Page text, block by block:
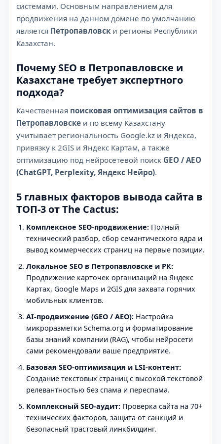
системами. Основным направлением для
продвижения на данном домене по умолчанию
является Петропавловск и регионы Республики
Казахстан.
Почему SEO в Петропавловске и
Казахстане требует экспертного
подхода?
Качественная поисковая оптимизация сайтов в
Петропавловске и по всему Казахстану
учитывает региональность Google.kz и Яндекса,
привязку к 2GIS и Яндекс Картам, а также
оптимизацию под нейросетевой поиск GEO / AEO
(ChatGPT, Perplexity, Яндекс Нейро).
5 главных факторов вывода сайта в
ТОП-3 от The Cactus:
Комплексное SEO-продвижение: Полный
технический разбор, сбор семантического ядра и
вывод коммерческих страниц на первые позиции.
Локальное SEO в Петропавловске и РК:
Продвижение карточек организаций на Яндекс
Картах, Google Maps и 2GIS для захвата горячих
мобильных клиентов.
AI-продвижение (GEO / AEO): Настройка
микроразметки Schema.org и форматирование
базы знаний компании (RAG), чтобы нейросети
сами рекомендовали ваше предприятие.
Базовая SEO-оптимизация и LSI-контент:
Создание текстовых страниц с высокой текстовой
релевантностью без спама и переспама.
Комплексный SEO-аудит: Проверка сайта на 70+
технических факторов, защита от санкций и
безопасный трастовый линкбилдинг.